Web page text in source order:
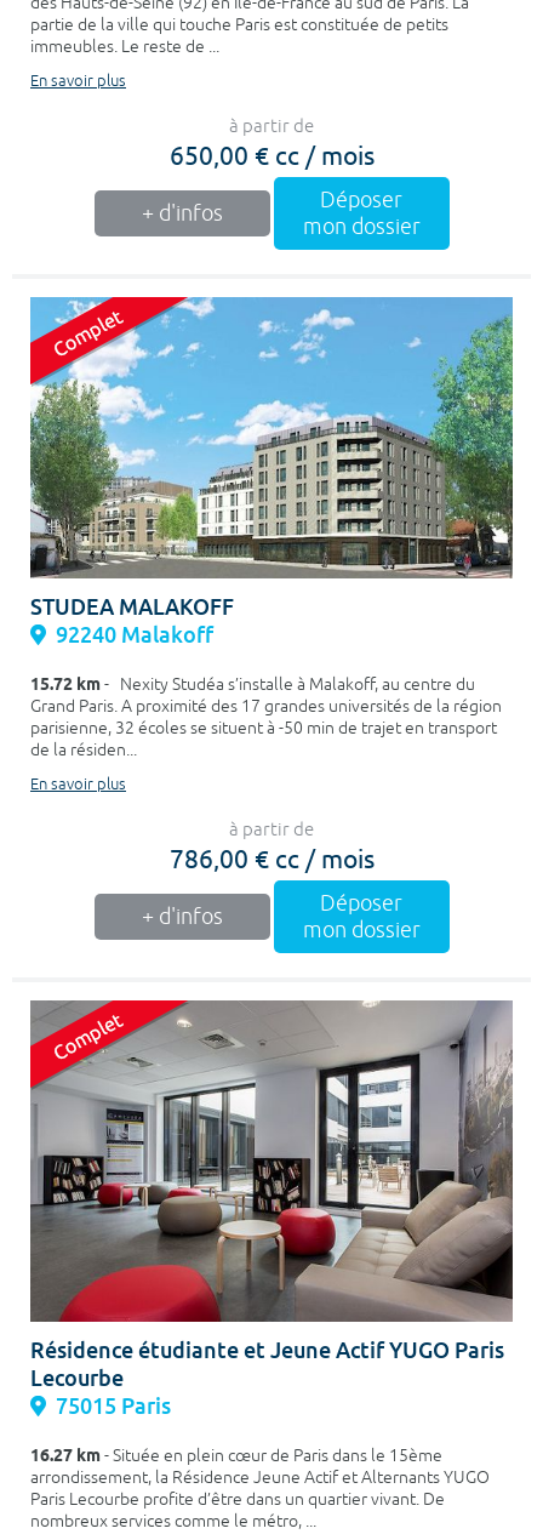
partie de la ville qui touche Paris est constituée de petits
immeubles. Le reste de ...
En savoir plus
à partir de
650,00 € cc / mois
+ d'infos
Déposer
mon dossier
STUDEA MALAKOFF
92240 Malakoff
15.72 km- Nexity Studéa s’installe à Malakoff, au centre du
Grand Paris. A proximité des 17 grandes universités de la région
parisienne, 32 écoles se situent à -50 min de trajet en transport
de la résiden...
En savoir plus
à partir de
786,00 € cc / mois
+ d'infos
Déposer
mon dossier
Résidence étudiante et Jeune Actif YUGO Paris
Lecourbe
75015 Paris
16.27 km- Située en plein cœur de Paris dans le 15ème
arrondissement, la Résidence Jeune Actif et Alternants YUGO
Paris Lecourbe profite d’être dans un quartier vivant. De
nombreux services comme le métro, ...